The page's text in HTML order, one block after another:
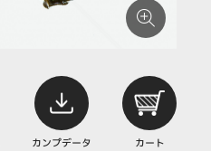
カンプデータ カート